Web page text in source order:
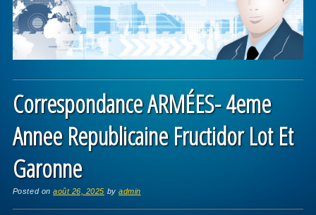
Correspondance ARMÉES- 4eme
Annee Republicaine Fructidor Lot Et
Garonne
Posted onaoût 26, 2025 byadmin